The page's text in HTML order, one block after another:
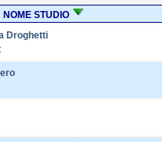
NOME STUDIO
Droghetti